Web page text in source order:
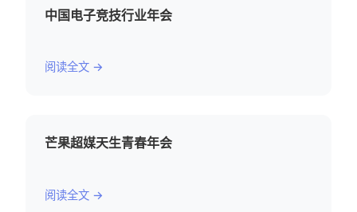
中国电子竞技行业年会
阅读全文 →
芒果超媒天生青春年会
阅读全文 →